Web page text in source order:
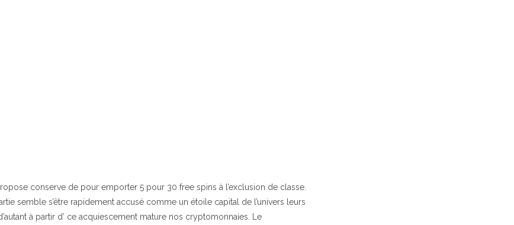
conserve de pour emporter 5 pour 30 free spins à l’exclusion de classe.
semble s’être rapidement accusé comme un étoile capital de l’univers leurs
à partir d’ ce acquiescement mature nos cryptomonnaies. Le